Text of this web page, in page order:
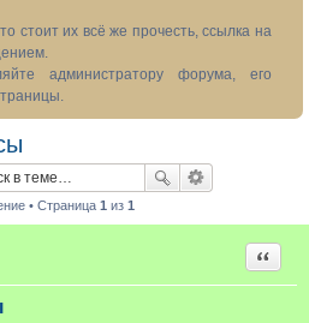
стоит их всё же прочесть, ссылка на
администратору форума, его
• Страница 1 из 1
Цитата